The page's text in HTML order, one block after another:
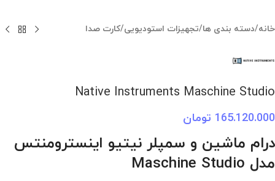
خانه/دسته بندی ها/تجهیزات استودیویی/کارت صدا
Native Instruments Maschine Studio
165.120.000 تومان
درام ماشین و سمپلر نیتیو اینسترومنتس
مدل Maschine Studio